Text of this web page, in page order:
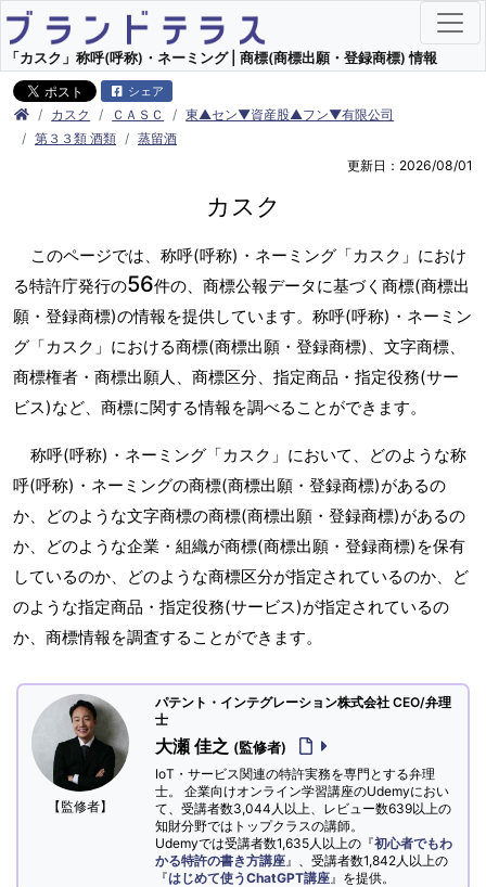
「カスク」称呼(呼称)・ネーミング | 商標(商標出願・登録商標) 情報
シェア
カスク ＣＡＳＣ
東▲セン▼資産股▲フン▼有限公司
第３３類 酒類
蒸留酒
更新日：2026/08/01
カスク
このページでは、称呼(呼称)・ネーミング「カスク」におけ
る特許庁発行の56件の、商標公報データに基づく商標(商標出
願・登録商標)の情報を提供しています。称呼(呼称)・ネーミン
グ「カスク」における商標(商標出願・登録商標)、文字商標、
商標権者・商標出願人、商標区分、指定商品・指定役務(サー
ビス)など、商標に関する情報を調べることができます。
称呼(呼称)・ネーミング「カスク」において、どのような称
呼(呼称)・ネーミングの商標(商標出願・登録商標)があるの
か、どのような文字商標の商標(商標出願・登録商標)があるの
か、どのような企業・組織が商標(商標出願・登録商標)を保有
しているのか、どのような商標区分が指定されているのか、ど
のような指定商品・指定役務(サービス)が指定されているの
か、商標情報を調査することができます。
【監修者】
パテント・インテグレーション株式会社 CEO/弁理
士
大瀬 佳之 (監修者)
IoT・サービス関連の特許実務を専門とする弁理
士。 企業向けオンライン学習講座のUdemyにおい
て、受講者数3,044人以上、レビュー数639以上の
知財分野ではトップクラスの講師。
Udemyでは受講者数1,635人以上の『初心者でもわ
かる特許の書き方講座 』、受講者数1,842人以上の
『はじめて使うChatGPT講座 』を提供。